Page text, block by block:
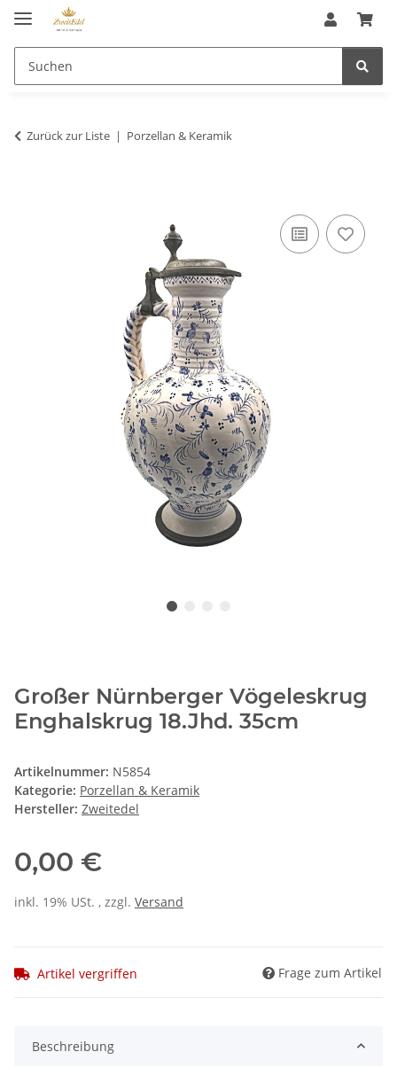
Zurück zur Liste Porzellan & Keramik
Großer Nürnberger Vögeleskrug
Enghalskrug 18.Jhd. 35cm
Artikelnummer: N5854
Kategorie: Porzellan & Keramik
Hersteller: Zweitedel
0,00 €
inkl. 19% USt. , zzgl. Versand
Artikel vergriffen Frage zum Artikel
Beschreibung